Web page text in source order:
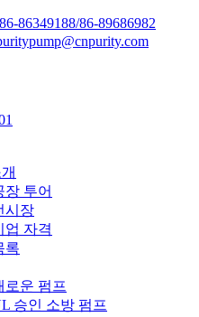
86349188/86-89686982
장 투어
시장
업 자격
록
로운 펌프
승인 소방 펌프